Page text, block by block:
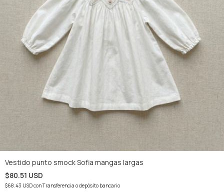
Vestido punto smock Sofia mangas largas
$80.51 USD
$68.43 USDconTransferencia o depósito bancario